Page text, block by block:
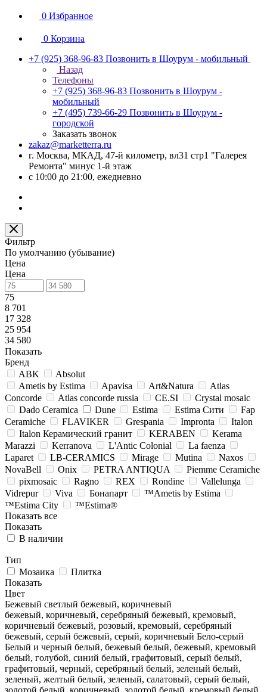
0 Избранное
0 Корзина
+7 (925) 368-96-83 Позвонить в Шоурум - мобильный
Назад
Телефоны
+7 (925) 368-96-83 Позвонить в Шоурум -
мобильный
+7 (495) 739-66-29 Позвонить в Шоурум -
городской
Заказать звонок
zakaz@marketterra.ru
г. Москва, МКАД, 47-й километр, вл31 стр1 "Галерея
Ремонта" минус 1-й этаж
с 10:00 до 21:00, ежедневно
Фильтр
По умолчанию (убывание)
Цена
Цена
75
8 701
17 328
25 954
34 580
Показать
Бренд
ABK
Absolut
Ametis by Estima
Apavisa Art&Natura
Atlas
Concorde
Atlas concorde russia CE.SI
Crystal mosaic
Dado Ceramica
Dune Estima Estima Cити
Fap
Ceramiche
FLAVIKER Grespania Impronta
Italon
Italon Керамический гранит
KERABEN
Kerama
Marazzi
Kerranova L'Antic Colonial
La faenza
Laparet
LB-CERAMICS Mirage Mutina
Naxos
NovaBell
Onix PETRA ANTIQUA
Piemme Ceramiche
pixmosaic
Ragno REX Rondine
Vallelunga
Vidrepur
Viva Бонапарт
™Ametis by Estima
™Estima City
™Estima®
Показать все
Показать
В наличии
Тип
Мозаика
Плитка
Показать
Цвет
Бежевый светлый бежевый, коричневый
бежевый, коричневый, серебряный бежевый, кремовый,
коричневый бежевый, розовый, кремовый, серебряный
бежевый, серый бежевый, серый, коричневый Бело-серый
Белый и черный белый, бежевый белый, бежевый, кремовый
белый, голубой, синий белый, графитовый, серый белый,
графитовый, черный, серебряный белый, зеленый белый,
зеленый, желтый белый, зеленый, салатовый, серый белый,
золотой белый, коричневый, золотой белый, кремовый белый,